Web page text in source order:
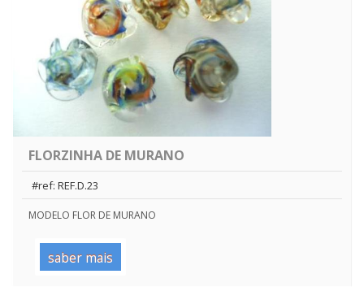
FLORZINHA DE MURANO
#ref: REF.D.23
MODELO FLOR DE MURANO
saber mais